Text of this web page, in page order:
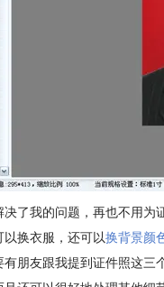
了我的问题，再也不用
换衣服，还可以换背景颜
朋友跟我提到证件照这